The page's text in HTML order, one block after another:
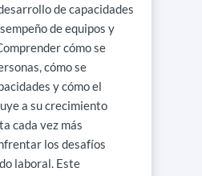
de capacidades
de equipos y
cómo se
cómo se
y cómo el
a su crecimiento
cada vez más
los desafíos
laboral. Este